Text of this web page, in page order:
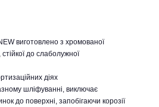
виготовлено з хромованої
до слаболужної
діях
шліфуванні, виключає
до поверхні, запобігаючи корозії